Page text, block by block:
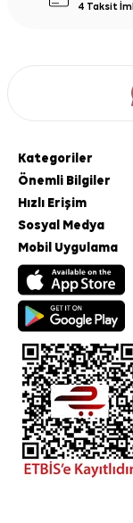
4 Taksit
Kategoriler
Önemli Bilgiler
Hızlı Erişim
Sosyal Medya
Mobil Uygulama